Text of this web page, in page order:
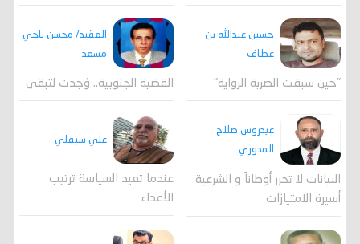
حسين عبدالله بن
عطاف
"حين سبقت الضربة الرواية"
العقيد/ محسن ناجي
مسعد
القضية الجنوبية.. وُجدت لتبقى
عيدروس صلاح
المدوري
البيانات لا تحرر أوطاناً و الشرعية
أسيرة الامتيازات
علي سيقلي
عندما تعيد السياسة ترتيب
الأعداء